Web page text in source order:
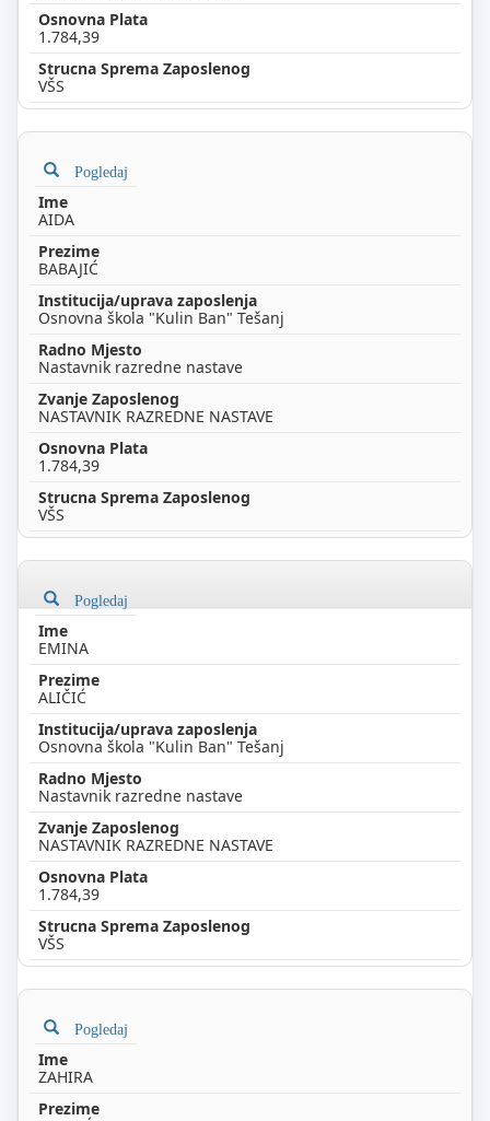
1.784,39
VŠS
Pogledaj
AIDA
BABAJIĆ
Osnovna škola "Kulin Ban" Tešanj
Nastavnik razredne nastave
NASTAVNIK RAZREDNE NASTAVE
1.784,39
VŠS
Pogledaj
EMINA
ALIČIĆ
Osnovna škola "Kulin Ban" Tešanj
Nastavnik razredne nastave
NASTAVNIK RAZREDNE NASTAVE
1.784,39
VŠS
Pogledaj
ZAHIRA